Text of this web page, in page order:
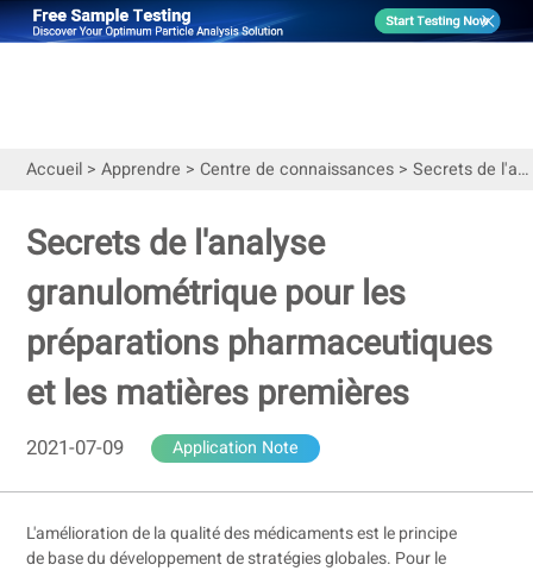
Accueil> Apprendre > Centre de connaissances> Secrets de l'analyse granulométrique pour les préparations pharmaceutiques et les matières premières
Secrets de l'analyse
granulométrique pour les
préparations pharmaceutiques
et les matières premières
2021-07-09 Application Note
L'amélioration de la qualité des médicaments est le principe
de base du développement de stratégies globales. Pour le